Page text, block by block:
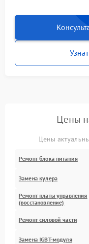
Цены
Цены
Ремонт блока питания
Замена кулера
Ремонт платы управления
(восстановление)
Ремонт силовой части
Замена IGBT-модуля